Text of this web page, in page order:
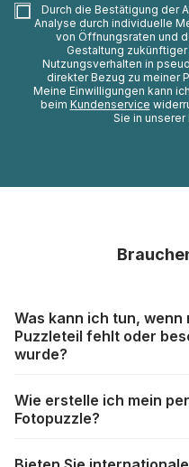
Durch die Bestätigung der
Analyse durch individuelle
von Öffnungsraten und
Gestaltung
Nutzungsverhalten in
direkter Bezug zu meiner
Meine Einwilligungen kann
beim Kundenservice
Sie in
Was kann ich tun, wenn
Puzzleteil fehlt oder
wurde?
aber trotzdem kann es
werden oder verloren
https://www.puzzle.de/
Wie erstelle ich mein
Fotopuzzle?